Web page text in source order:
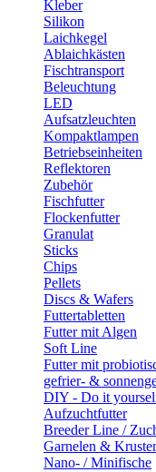
Kleber
Silikon
Laichkegel
Ablaichkästen
Fischtransport
Beleuchtung
LED
Aufsatzleuchten
Kompaktlampen
Betriebseinheiten
Reflektoren
Zubehör
Fischfutter
Flockenfutter
Granulat
Sticks
Chips
Pellets
Discs & Wafers
Futtertabletten
Futter mit Algen
Soft Line
Futter mit
gefrier- &
DIY - Do it
Aufzuchtfutter
Breeder Line /
Garnelen &
Nano- / Minifische